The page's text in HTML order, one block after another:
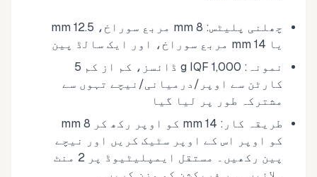
چھلنی پلیٹس: 8 mm مربع سوراخ، 12.5 mm
یا 14 mm مربع سوراخ، اور ایک سالڈ پین
نمونہ: 1,000 g IQF ڈائسز، کم از کم 5
کارٹن سے اوپر/درمیانی/نیچے تہوں سے
مشترکہ طور پر لیا گیا
طریقہ کار: 14 mm کو اوپر رکھ کر 8 mm
کو اوپر اس کے اوپر سٹیک کریں اور نیچے
پین رکھیں۔ مستقل ایمپلیٹیوڈ پر 2 منٹ